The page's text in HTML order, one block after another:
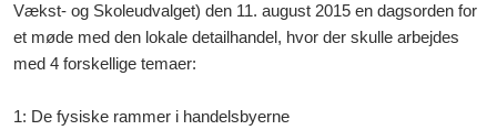
Vækst- og Skoleudvalget) den 11. august 2015 en dagsorden for
et møde med den lokale detailhandel, hvor der skulle arbejdes
med 4 forskellige temaer:
1: De fysiske rammer i handelsbyerne